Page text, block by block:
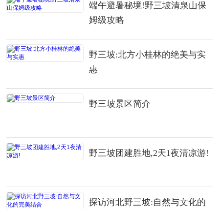
端午避暑秘境!野三坡清泉山保
姆级攻略
野三坡:北方小桂林的绝美与实
惠
野三坡景区简介
野三坡团建胜地,2天1夜清凉游!
探访河北野三坡:自然与文化的